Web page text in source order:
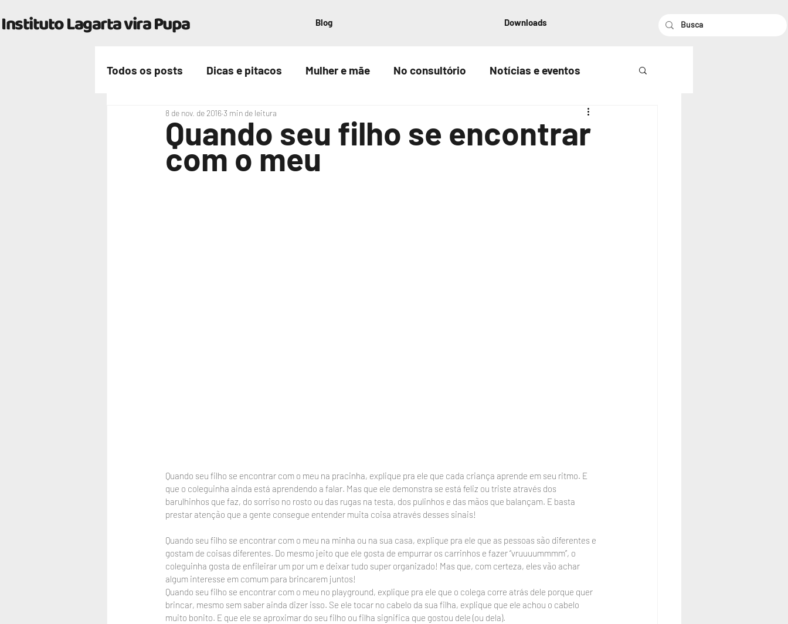
Instituto Lagarta vira Pupa Blog Downloads
Todos os posts Dicas e pitacos Mulher e mãe No consultório Notícias e eventos
Nossa vidaQuando seu filho se encontrar
com o meu
8 de nov. de 2016 3 min de leitura
Quando seu filho se encontrar com o meu na pracinha, explique pra ele que cada criança aprende em seu ritmo. E
que o coleguinha ainda está aprendendo a falar. Mas que ele demonstra se está feliz ou triste através dos
barulhinhos que faz, do sorriso no rosto ou das rugas na testa, dos pulinhos e das mãos que balançam. E basta
prestar atenção que a gente consegue entender muita coisa através desses sinais!
Quando seu filho se encontrar com o meu na minha ou na sua casa, explique pra ele que as pessoas são diferentes e
gostam de coisas diferentes. Do mesmo jeito que ele gosta de empurrar os carrinhos e fazer “vruuuummmm”, o
coleguinha gosta de enfileirar um por um e deixar tudo super organizado! Mas que, com certeza, eles vão achar
algum interesse em comum para brincarem juntos!
Quando seu filho se encontrar com o meu no playground, explique pra ele que o colega corre atrás dele porque quer
brincar, mesmo sem saber ainda dizer isso. Se ele tocar no cabelo da sua filha, explique que ele achou o cabelo
muito bonito. E que ele se aproximar do seu filho ou filha significa que gostou dele (ou dela).